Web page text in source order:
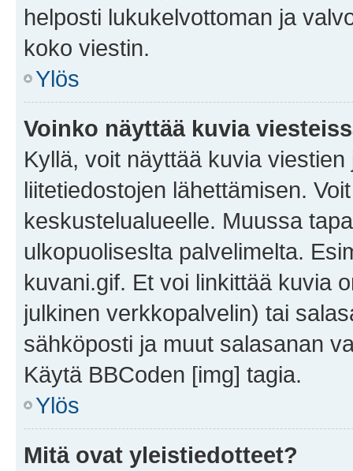
helposti lukukelvottoman ja
koko viestin.
Ylös
Voinko näyttää kuvia
Kyllä, voit näyttää kuvia
liitetiedostojen lähettämisen.
keskustelualueelle. Muussa
ulkopuoliseslta palvelimelta.
kuvani.gif. Et voi linkittää kuvia
julkinen verkkopalvelin) tai
sähköposti ja muut salasanan
Käytä BBCoden [img] tagia.
Ylös
Mitä ovat yleistiedotteet?